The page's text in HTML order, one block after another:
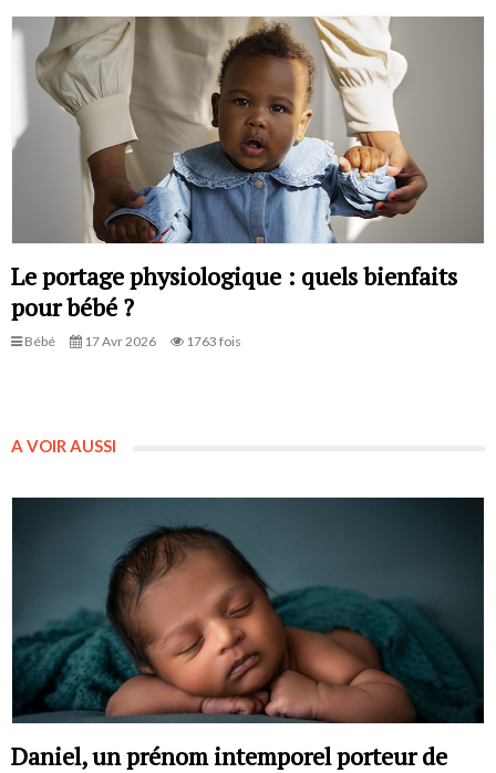
Le portage physiologique : quels bienfaits
pour bébé ?
Bébé 17 Avr 2026 1763 fois
A VOIR AUSSI
Daniel, un prénom intemporel porteur de